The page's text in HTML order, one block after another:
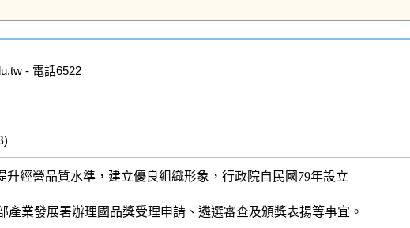
- 電話6522
經營品質水準，建立優良組織形象，行政院自民國79年設立
產業發展署辦理國品獎受理申請、遴選審查及頒獎表揚等事宜。